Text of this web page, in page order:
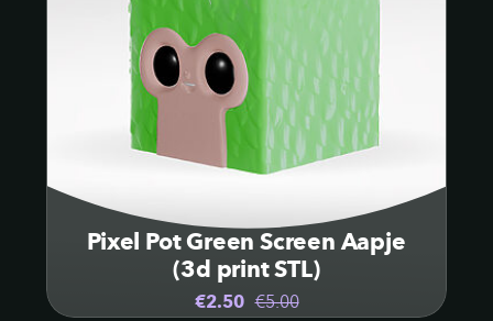
Pixel Pot Green Screen Aapje
(3d print STL)
€2.50 €5.00